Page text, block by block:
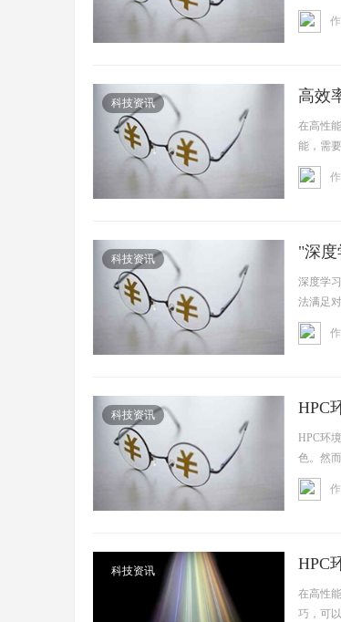
性能的 ...
科技资讯 高效
在高性
能，需
重要， ...
科技资讯 "深
深度学
法满足
种基于 ...
科技资讯 HPC
HPC环
色。然
算（H ...
科技资讯 HPC
在高性
巧，可